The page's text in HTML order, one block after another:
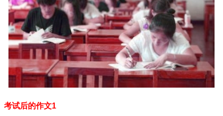
考试后的作文1